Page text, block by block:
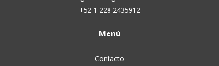
+52 1 228 2435912
Menú
Contacto